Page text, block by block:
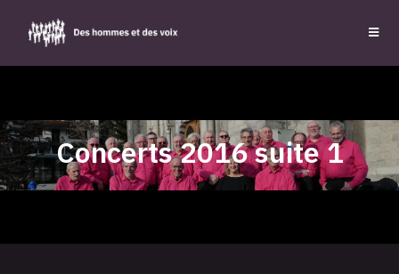
Concerts 2016 suite 1